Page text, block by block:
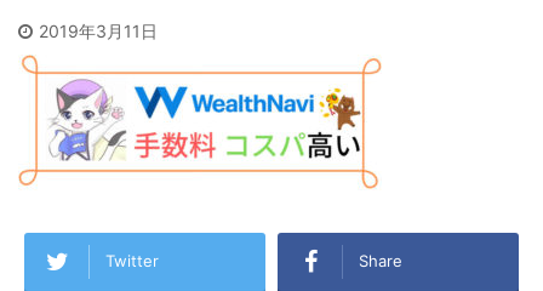
2019年3月11日
Twitter Share